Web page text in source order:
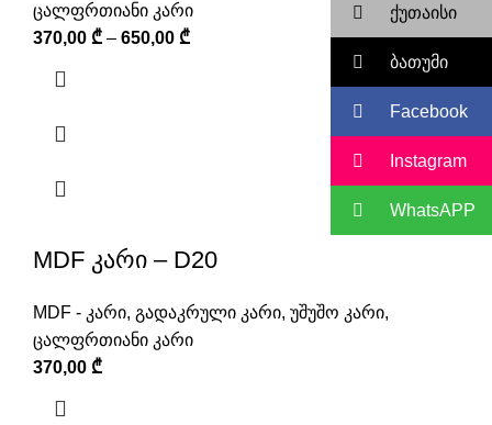
ცალფრთიანი კარი
370,00 ₾ – 650,00 ₾
MDF კარი – D20
MDF - კარი, გადაკრული კარი, უშუშო კარი,
ცალფრთიანი კარი
370,00 ₾
ქუთაისი
ბათუმი
Facebook
Instagram
WhatsAPP